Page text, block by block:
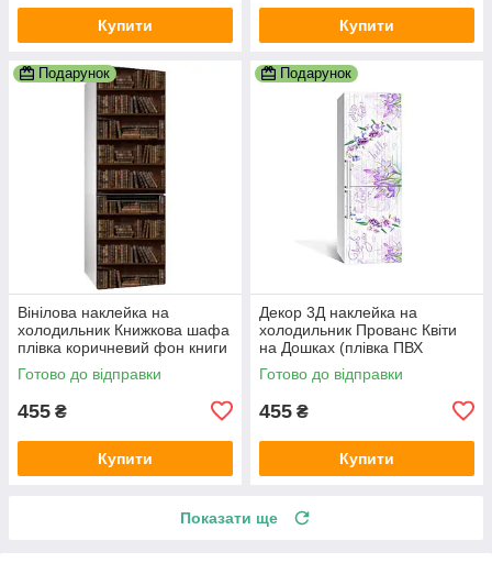
Купити Купити
Подарунок
Вінілова наклейка на
холодильник Книжкова шафа
плівка коричневий фон книги
глянцева 600х1800 мм
Готово до відправки
455 ₴
Купити
Подарунок
Декор 3Д наклейка на
холодильник Прованс Квіти
на Дошках (плівка ПВХ
фотодрук) 600х1800 мм
Текстури Фіолетовий
Готово до відправки
455 ₴
Купити
Показати ще